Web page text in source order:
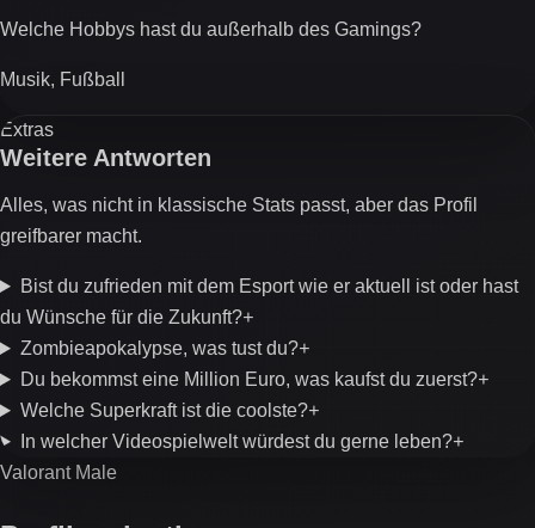
Welche Hobbys hast du außerhalb des Gamings?
Musik, Fußball
Extras
Weitere Antworten
Alles, was nicht in klassische Stats passt, aber das Profil
greifbarer macht.
Bist du zufrieden mit dem Esport wie er aktuell ist oder hast
du Wünsche für die Zukunft?+
Zombieapokalypse, was tust du?+
Du bekommst eine Million Euro, was kaufst du zuerst?+
Welche Superkraft ist die coolste?+
In welcher Videospielwelt würdest du gerne leben?+
Valorant Male